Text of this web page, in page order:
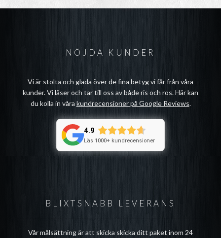
BLIXTSNABB LEVERANS
Vår målsättning är att skicka skicka ditt paket inom 24
NÖJDA KUNDER
Vi är stolta och glada över de fina betyg vi får från våra
kunder. Vi läser och tar till oss av både ris och ros. Här kan
du kolla in våra kundrecensioner på Google Reviews.
4.9
Läs 1000+ kundrecensioner